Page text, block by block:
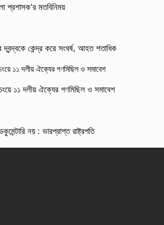
প্রশাসক’র মতবিনিময়
দ্বন্দ্বকে কেন্দ্র করে সংঘর্ষ, আহত শতাধিক
১১ দলীয় ঐক্যের গণমিছিল ও সমাবেশ
নয় : ভারপ্রাপ্ত রাষ্ট্রপতি